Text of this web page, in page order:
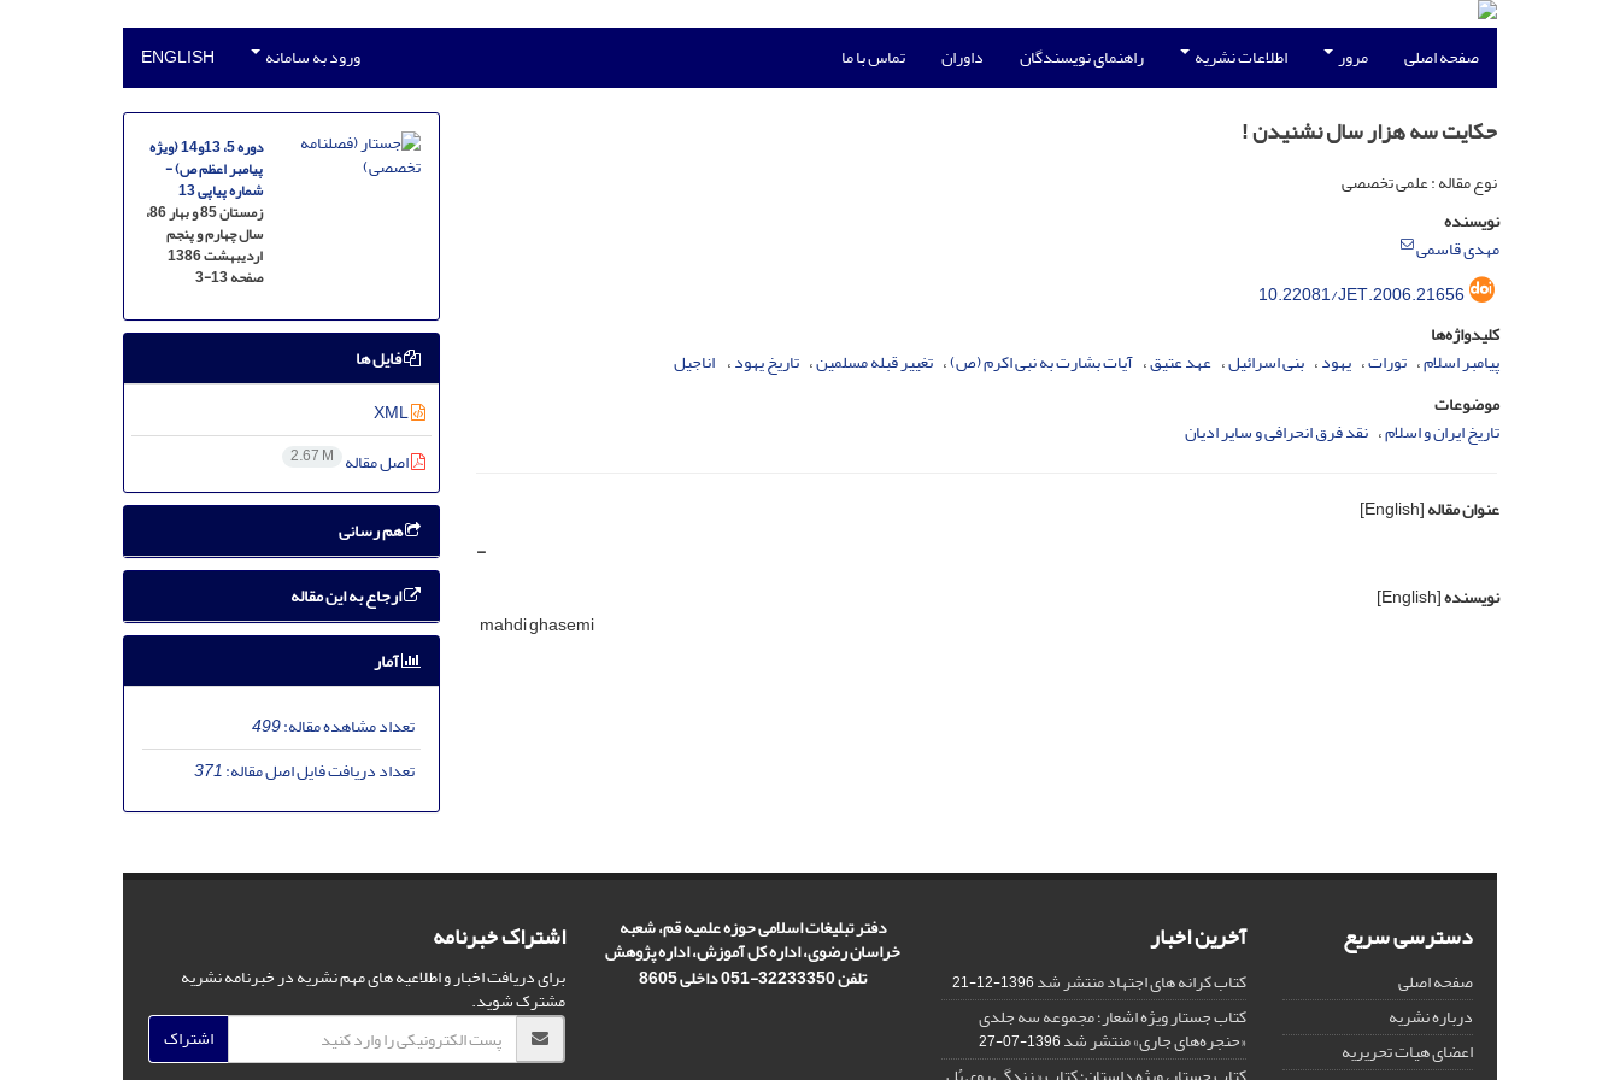
صفحه اصلی مرور اطلاعات نشریه راهنمای نویسندگان داوران تماس با ما ورود به سامانه ENGLISH
حکایت سه هزار سال نشنیدن !
نوع مقاله : علمی تخصصی
نویسنده
مهدی قاسمی
10.22081/JET.2006.21656
کلیدواژه‌ها
پیامبر اسلام تورات یهود بنی اسرائیل عهد عتیق آیات بشارت به نبی اکرم (ص) تغییر قبله مسلمین تاریخ یهود
‌ اناجیل
موضوعات
تاریخ ایران و اسلام نقد فرق انحرافی و سایر ادیان
عنوان مقاله[English]
-
نویسنده[English]
mahdi ghasemi
دوره 5، 13و14 (ویژه
پیامبر اعظم ص) -
شماره پیاپی 13
زمستان 85 و بهار 86،
سال چهارم و پنجم
اردیبهشت 1386
صفحه3-13
فایل ها
XML
اصل مقاله 2.67 M
هم رسانی
ارجاع به این مقاله
آمار
تعداد مشاهده مقاله:499
تعداد دریافت فایل اصل مقاله:371
دسترسی سریع
صفحه اصلی
درباره نشریه
اعضای هیات تحریریه
آخرین اخبار
کتاب کرانه های اجتهاد منتشر شد1396-12-21
کتاب جستار ویژه اشعار؛ مجموعه سه جلدی
«حنجره‌های جاری» منتشر شد1396-07-27
دفتر تبلیغات اسلامی حوزه علمیه قم، شعبه
خراسان رضوی، اداره کل آموزش، اداره پژوهش
تلفن 32233350-051 داخلی 8605
اشتراک خبرنامه
برای دریافت اخبار و اطلاعیه های مهم نشریه در خبرنامه نشریه
مشترک شوید.
اشتراک